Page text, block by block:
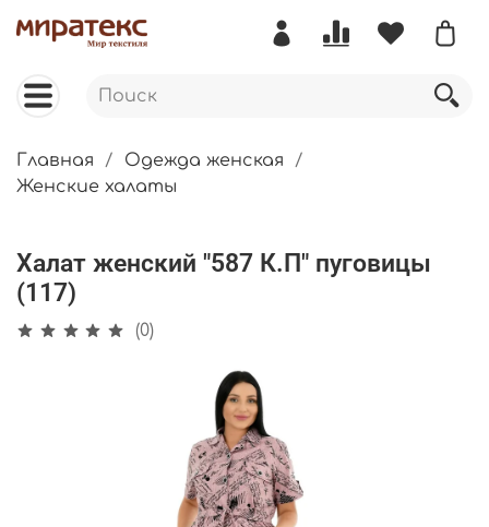
Главная
Одежда женская
Женские халаты
Халат женский "587 К.П" пуговицы
(117)
(0)